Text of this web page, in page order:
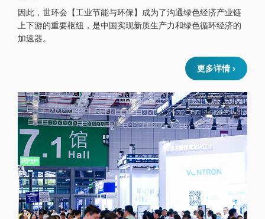
因此，世环会【工业节能与环保】成为了沟通绿色经济产业链
上下游的重要枢纽，是中国实现新质生产力和绿色循环经济的
加速器。
更多详情 ›